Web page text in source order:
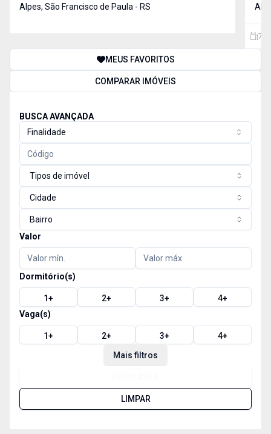
em uma região cercada pela natureza, ela oferece o
Alpes, São Francisco de Paula - RS
de
72
MEUS FAVORITOS
COMPARAR IMÓVEIS
BUSCA AVANÇADA
Finalidade
Tipos de imóvel
Cidade
Bairro
Valor
Dormitório(s)
1+ 2+ 3+ 4+
Vaga(s)
1+ 2+ 3+ 4+
Mais filtros
LIMPAR